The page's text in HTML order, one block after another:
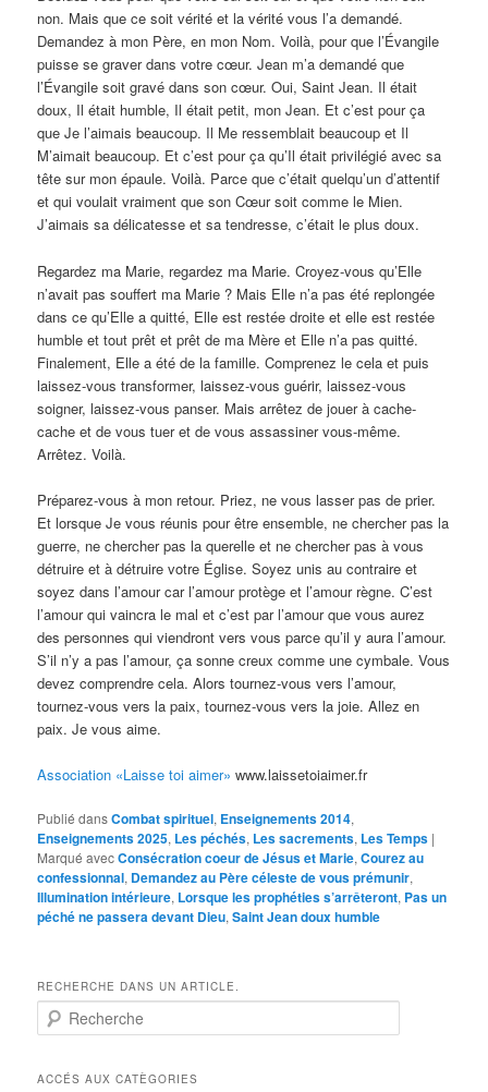
non. Mais que ce soit vérité et la vérité vous l’a demandé.
Demandez à mon Père, en mon Nom. Voilà, pour que l’Évangile
puisse se graver dans votre cœur. Jean m’a demandé que
l’Évangile soit gravé dans son cœur. Oui, Saint Jean. Il était
doux, Il était humble, Il était petit, mon Jean. Et c’est pour ça
que Je l’aimais beaucoup. Il Me ressemblait beaucoup et Il
M’aimait beaucoup. Et c’est pour ça qu’Il était privilégié avec sa
tête sur mon épaule. Voilà. Parce que c’était quelqu’un d’attentif
et qui voulait vraiment que son Cœur soit comme le Mien.
J’aimais sa délicatesse et sa tendresse, c’était le plus doux.
Regardez ma Marie, regardez ma Marie. Croyez-vous qu’Elle
n’avait pas souffert ma Marie ? Mais Elle n’a pas été replongée
dans ce qu’Elle a quitté, Elle est restée droite et elle est restée
humble et tout prêt et prêt de ma Mère et Elle n’a pas quitté.
Finalement, Elle a été de la famille. Comprenez le cela et puis
laissez-vous transformer, laissez-vous guérir, laissez-vous
soigner, laissez-vous panser. Mais arrêtez de jouer à cache-
cache et de vous tuer et de vous assassiner vous-même.
Arrêtez. Voilà.
Préparez-vous à mon retour. Priez, ne vous lasser pas de prier.
Et lorsque Je vous réunis pour être ensemble, ne chercher pas la
guerre, ne chercher pas la querelle et ne chercher pas à vous
détruire et à détruire votre Église. Soyez unis au contraire et
soyez dans l’amour car l’amour protège et l’amour règne. C’est
l’amour qui vaincra le mal et c’est par l’amour que vous aurez
des personnes qui viendront vers vous parce qu’il y aura l’amour.
S’il n’y a pas l’amour, ça sonne creux comme une cymbale. Vous
devez comprendre cela. Alors tournez-vous vers l’amour,
tournez-vous vers la paix, tournez-vous vers la joie. Allez en
paix. Je vous aime.
Association «Laisse toi aimer» www.laissetoiaimer.fr
Publié dansCombat spirituel, Enseignements 2014,
Enseignements 2025, Les péchés, Les sacrements, Les Temps |
Marqué avecConsécration coeur de Jésus et Marie,Courez au
confessionnal, Demandez au Père céleste de vous prémunir,
Illumination intérieure, Lorsque les prophéties s’arrêteront, Pas un
péché ne passera devant Dieu,Saint Jean doux humble
RECHERCHE DANS UN ARTICLE.
e
h
ACCÉS AUX CATÈGORIES